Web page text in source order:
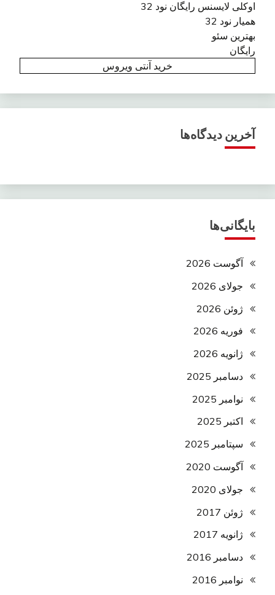
اوکلی لایسنس رایگان نود 32
همیار نود 32
بهترین سئو
رایگان
خرید آنتی ویروس
آخرین دیدگاه‌ها
بایگانی‌ها
آگوست 2026
جولای 2026
ژوئن 2026
فوریه 2026
ژانویه 2026
دسامبر 2025
نوامبر 2025
اکتبر 2025
سپتامبر 2025
آگوست 2020
جولای 2020
ژوئن 2017
ژانویه 2017
دسامبر 2016
نوامبر 2016